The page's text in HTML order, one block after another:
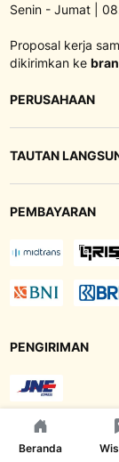
Beranda
Senin - Jumat |
Proposal kerja
dikirimkan ke
PERUSAHAAN
TAUTAN
PEMBAYARAN
PENGIRIMAN
TEMUKAN KAMI